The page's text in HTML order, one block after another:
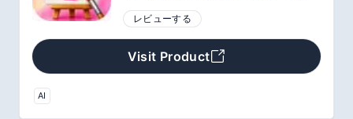
成。気に入った声はワンクリックで保
存して読み上げや音声会話に使えま
す。録音した声の雰囲気を再現する
Voice Clone機能も搭載。ブラウザだ
けで完結、GPU不要。
レビューする
Visit Product
AI